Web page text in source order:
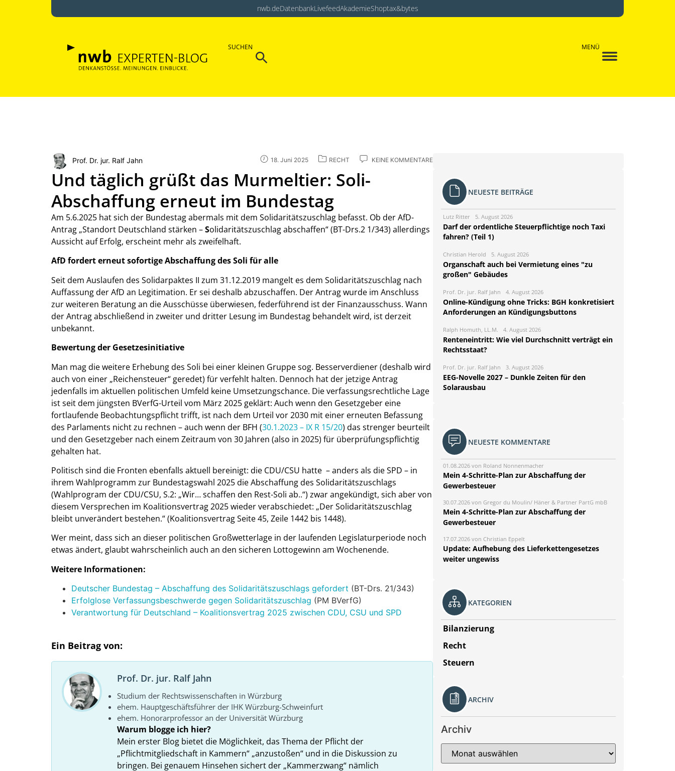
nwb.deDatenbankLivefeedAkademieShoptax&bytes
SUCHEN
Search
MENÜ
Prof. Dr. jur. Ralf Jahn 18. Juni 2025 RECHT KEINE KOMMENTARE
Und täglich grüßt das Murmeltier: Soli-
Abschaffung erneut im Bundestag
Am 5.6.2025 hat sich der Bundestag abermals mit dem Solidaritätszuschlag befasst. Ob der AfD-
Antrag „Standort Deutschland stärken –Solidaritätszuschlag abschaffen“ (BT-Drs.2 1/343) allerdings
Aussicht auf Erfolg, erscheint mehr als zweifelhaft.
AfD fordert erneut sofortige Abschaffung des Soli für alle
Seit dem Auslaufen des Solidarpaktes II zum 31.12.2019 mangelt es dem Solidaritätszuschlag nach
Auffassung der AfD an Legitimation. Er sei deshalb abzuschaffen. Der Antrag wurde im Anschluss
zur weiteren Beratung an die Ausschüsse überwiesen, federführend ist der Finanzausschuss. Wann
der Antrag abschließend in zweiter und dritter Lesung im Bundestag behandelt wird, ist derzeit
unbekannt.
Bewertung der Gesetzesinitiative
Man mag die weitere Erhebung des Soli bei einer kleinen Gruppe sog. Besserverdiener (deshalb wird
auch von einer „Reichensteuer“ geredet) für verfehlt halten. Dennoch hat der jetzige Antrag
jedenfalls im aktuellen politischen Umfeld keine Umsetzungschance. Die verfassungsrechtliche Lage
ist seit dem jüngsten BVerfG-Urteil vom März 2025 geklärt: Auch wenn den Gesetzgeber eine
fortlaufende Beobachtungspflicht trifft, ist nach dem Urteil vor 2030 mit einer erneuten Befassung
des Parlaments nicht zu rechnen – auch wenn der BFH (30.1.2023 – IX R 15/20) das strenger beurteilt
und den Gesetzgeber nach einem Zeitraum von 30 Jahren (also in 2025) für überprüfungspflichtig
gehalten hat.
Politisch sind die Fronten ebenfalls aktuell bereinigt: die CDU/CSU hatte – anders als die SPD – in
ihrem Wahlprogramm zur Bundestagswahl 2025 die Abschaffung des Solidaritätszuschlags
(Wahlprogram der CDU/CSU, S.2: „Wir… schaffen den Rest-Soli ab..“) zwar angekündigt, sich aber von
diesem Versprechen im Koalitionsvertrag 2025 wieder verabschiedet: „Der Solidaritätszuschlag
bleibt unverändert bestehen.“ (Koalitionsvertrag Seite 45, Zeile 1442 bis 1448).
Wer meint, dass sich an dieser politischen Großwetterlage in der laufenden Legislaturperiode noch
etwas ändert, glaubt wahrscheinlich auch an den sicheren Lottogewinn am Wochenende.
Weitere Informationen:
Deutscher Bundestag – Abschaffung des Solidaritätszuschlags gefordert (BT-Drs. 21/343)
Erfolglose Verfassungsbeschwerde gegen Solidaritätszuschlag (PM BVerfG)
Verantwortung für Deutschland – Koalitionsvertrag 2025 zwischen CDU, CSU und SPD
Ein Beitrag von:
Prof. Dr. jur. Ralf Jahn
Studium der Rechtswissenschaften in Würzburg
ehem. Hauptgeschäftsführer der IHK Würzburg-Schweinfurt
ehem. Honorarprofessor an der Universität Würzburg
Warum blogge ich hier?
Mein erster Blog bietet die Möglichkeit, das Thema der Pflicht der
„Pflichtmitgliedschaft in Kammern“ „anzustoßen“ und in die Diskussion zu
bringen. Bei genauem Hinsehen sichert der „Kammerzwang“ nämlich
NEUESTE BEITRÄGE
Lutz Ritter 5. August 2026
Darf der ordentliche Steuerpflichtige noch Taxi
fahren? (Teil 1)
Christian Herold 5. August 2026
Organschaft auch bei Vermietung eines "zu
großen" Gebäudes
Prof. Dr. jur. Ralf Jahn 4. August 2026
Online-Kündigung ohne Tricks: BGH konkretisiert
Anforderungen an Kündigungsbuttons
Ralph Homuth, LL.M. 4. August 2026
Renteneintritt: Wie viel Durchschnitt verträgt ein
Rechtsstaat?
Prof. Dr. jur. Ralf Jahn 3. August 2026
EEG-Novelle 2027 – Dunkle Zeiten für den
Solarausbau
NEUESTE KOMMENTARE
01.08.2026 von Roland Nonnenmacher
Mein 4-Schritte-Plan zur Abschaffung der
Gewerbesteuer
30.07.2026 von Gregor du Moulin/ Häner & Partner PartG mbB
Mein 4-Schritte-Plan zur Abschaffung der
Gewerbesteuer
17.07.2026 von Christian Eppelt
Update: Aufhebung des Lieferkettengesetzes
weiter ungewiss
KATEGORIEN
Bilanzierung
Recht
Steuern
ARCHIV
Archiv